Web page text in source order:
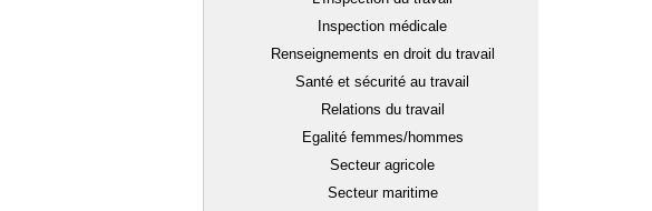
Inspection médicale
Renseignements en droit du travail
Santé et sécurité au travail
Relations du travail
Egalité femmes/hommes
Secteur agricole
Secteur maritime